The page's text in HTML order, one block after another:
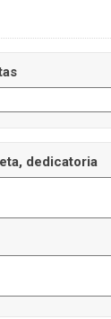
dedicatoria